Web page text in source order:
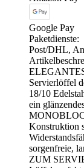
Google Pay
Paketdienste:
Post/DHL,
Servierlöffel
18/10
ein
Konstruktion
sorgenfreie,
ZUM